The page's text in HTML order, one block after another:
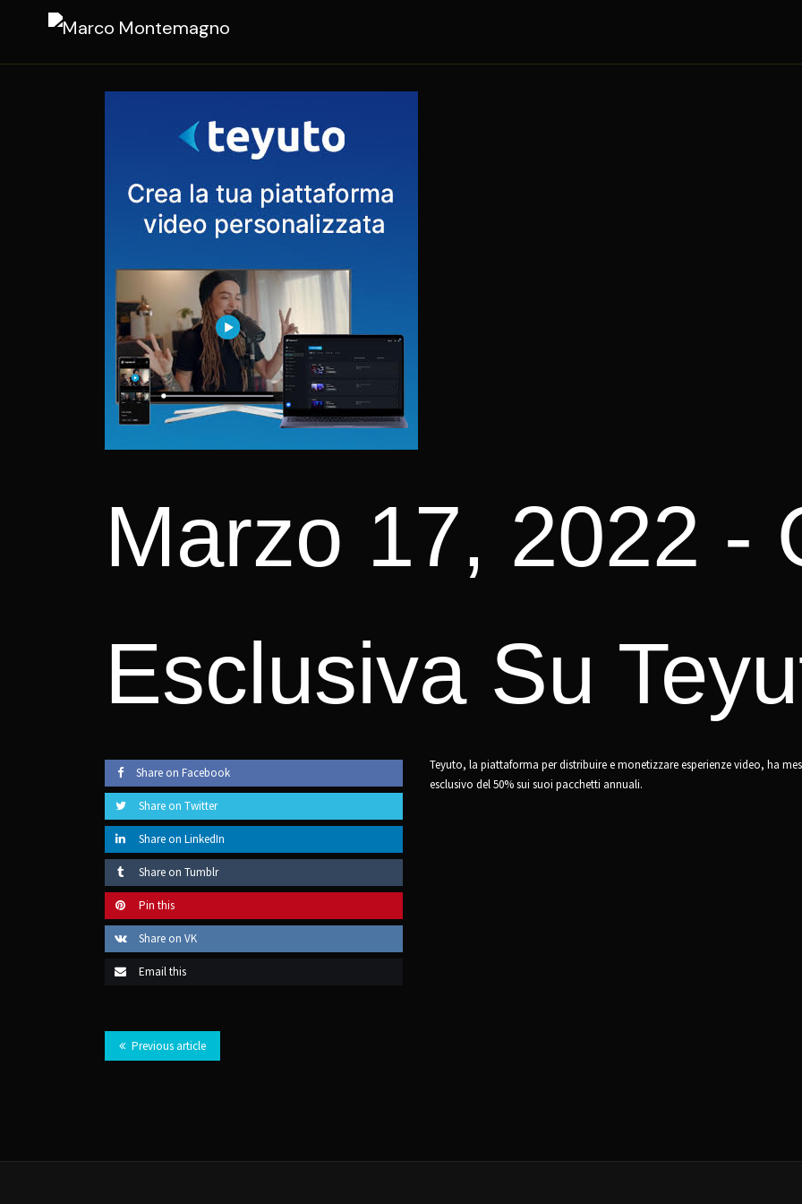
Marzo 17, 2022 -
Esclusiva Su
Share on Facebook
Share on Twitter
Share on LinkedIn
Share on Tumblr
Pin this
Share on VK
Email this
Teyuto, la piattaforma per distribuire e monetizzare esperienze video, ha
esclusivo del 50% sui suoi pacchetti annuali.
Previous article